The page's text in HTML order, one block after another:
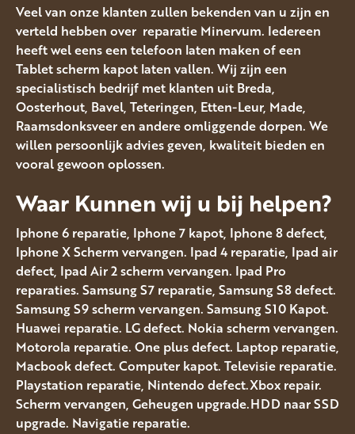
Veel van onze klanten zullen bekenden van u zijn en
verteld hebben over reparatie Minervum. Iedereen
heeft wel eens een telefoon laten maken of een
Tablet scherm kapot laten vallen. Wij zijn een
specialistisch bedrijf met klanten uit Breda,
Oosterhout, Bavel, Teteringen, Etten-Leur, Made,
Raamsdonksveer en andere omliggende dorpen. We
willen persoonlijk advies geven, kwaliteit bieden en
vooral gewoon oplossen.
Waar Kunnen wij u bij helpen?
Iphone 6 reparatie, Iphone 7 kapot, Iphone 8 defect,
Iphone X Scherm vervangen. Ipad 4 reparatie, Ipad air
defect, Ipad Air 2 scherm vervangen. Ipad Pro
reparaties. Samsung S7 reparatie, Samsung S8 defect.
Samsung S9 scherm vervangen. Samsung S10 Kapot.
Huawei reparatie. LG defect. Nokia scherm vervangen.
Motorola reparatie. One plus defect. Laptop reparatie,
Macbook defect. Computer kapot. Televisie reparatie.
Playstation reparatie, Nintendo defect.Xbox repair.
Scherm vervangen, Geheugen upgrade.HDD naar SSD
upgrade. Navigatie reparatie.